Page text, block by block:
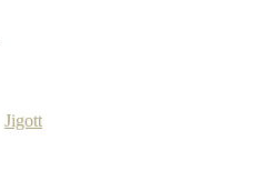
Jigott